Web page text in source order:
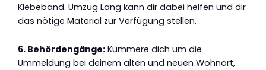
Klebeband. Umzug Lang kann dir dabei helfen und dir
das nötige Material zur Verfügung stellen.
6. Behördengänge: Kümmere dich um die
Ummeldung bei deinem alten und neuen Wohnort,